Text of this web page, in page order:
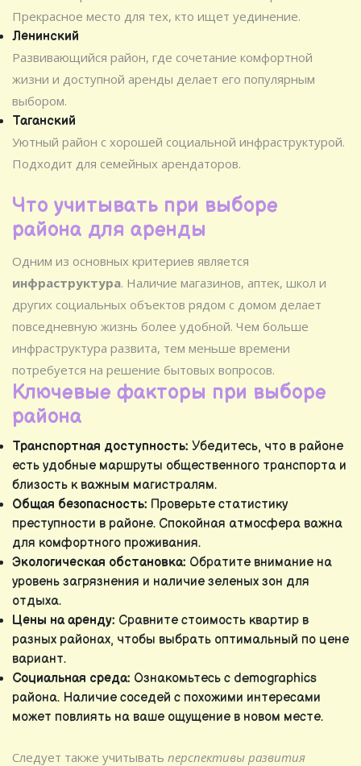
Прекрасное место для тех, кто ищет уединение.
Ленинский
Развивающийся район, где сочетание комфортной
жизни и доступной аренды делает его популярным
выбором.
Таганский
Уютный район с хорошей социальной инфраструктурой.
Подходит для семейных арендаторов.
Что учитывать при выборе
района для аренды
Одним из основных критериев является
инфраструктура. Наличие магазинов, аптек, школ и
других социальных объектов рядом с домом делает
повседневную жизнь более удобной. Чем больше
инфраструктура развита, тем меньше времени
потребуется на решение бытовых вопросов.
Ключевые факторы при выборе
района
Транспортная доступность: Убедитесь, что в районе
есть удобные маршруты общественного транспорта и
близость к важным магистралям.
Общая безопасность: Проверьте статистику
преступности в районе. Спокойная атмосфера важна
для комфортного проживания.
Экологическая обстановка: Обратите внимание на
уровень загрязнения и наличие зеленых зон для
отдыха.
Цены на аренду: Сравните стоимость квартир в
разных районах, чтобы выбрать оптимальный по цене
вариант.
Социальная среда: Ознакомьтесь с demographics
района. Наличие соседей с похожими интересами
может повлиять на ваше ощущение в новом месте.
Следует также учитывать перспективы развития